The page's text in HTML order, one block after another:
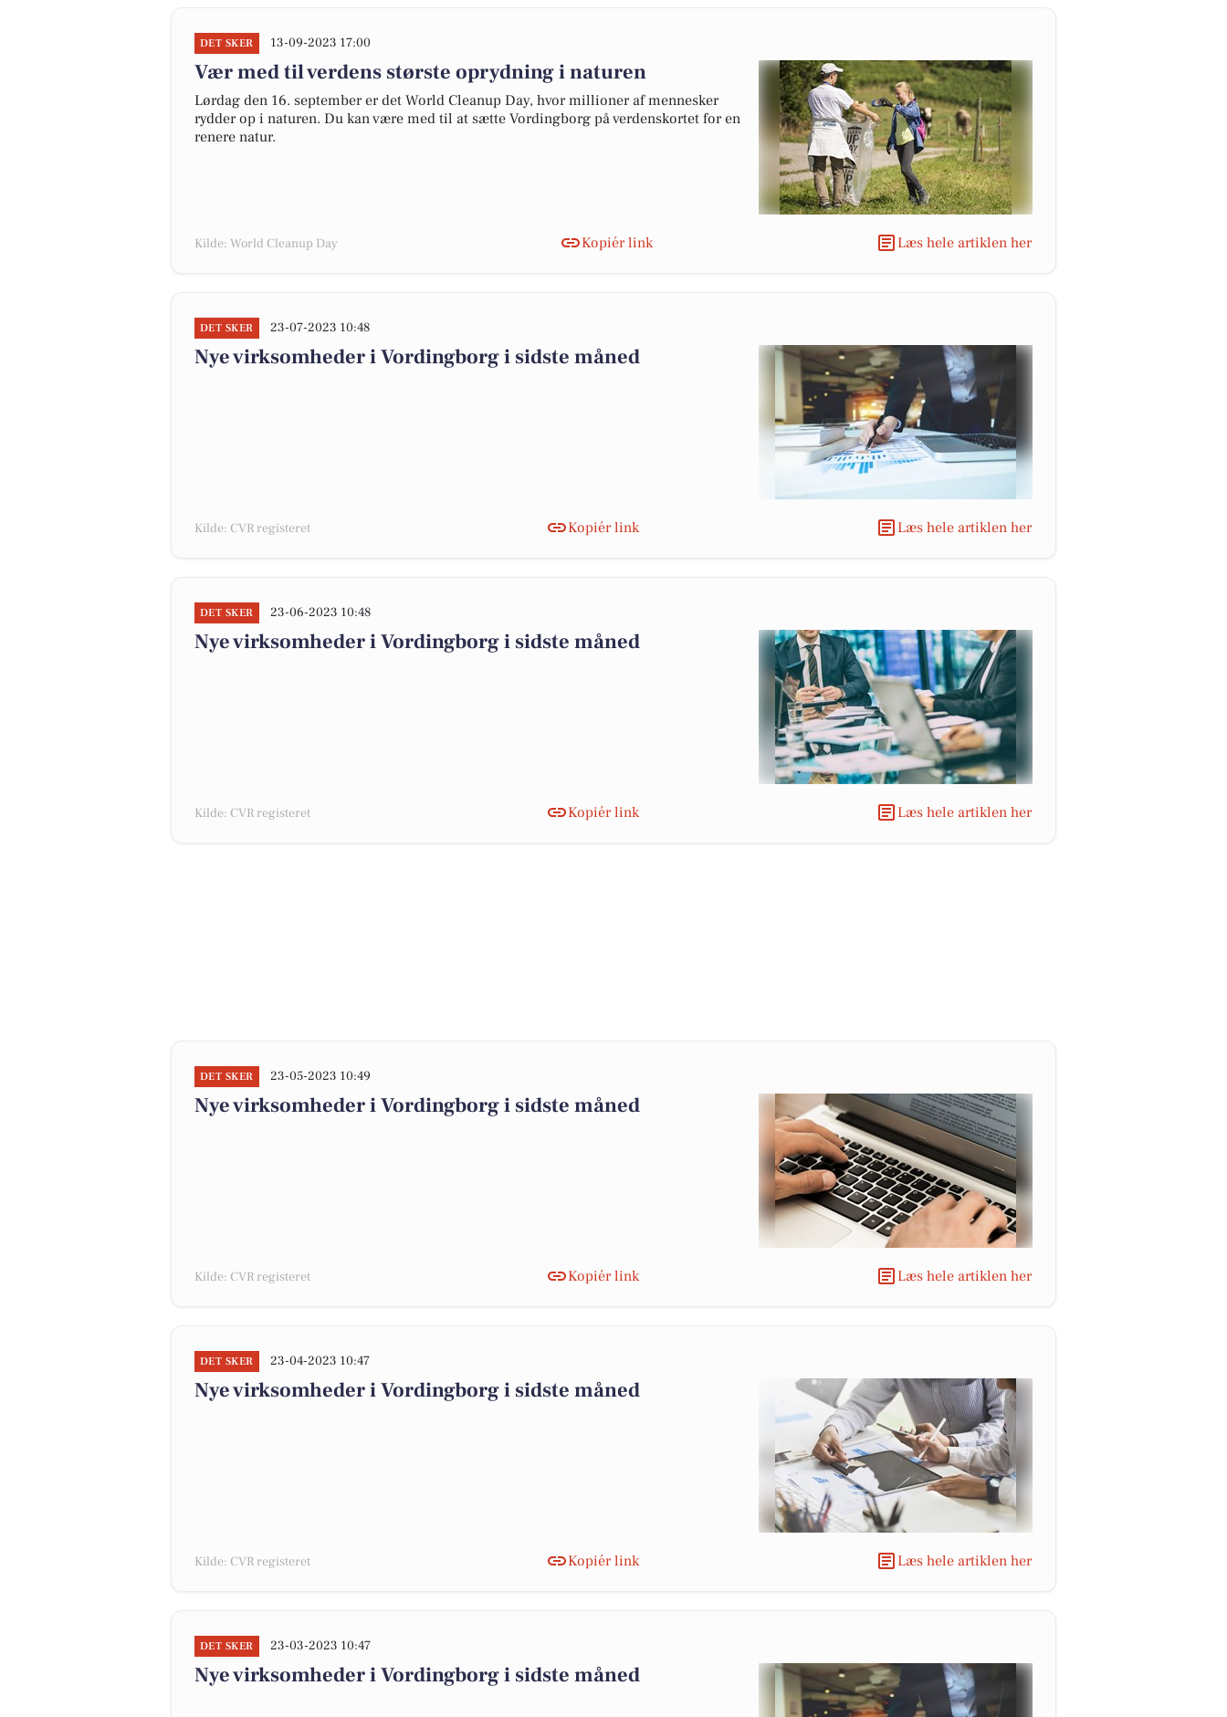
DET SKER 13-09-2023 17:00
Vær med til verdens største oprydning i naturen
Lørdag den 16. september er det World Cleanup Day, hvor millioner af mennesker
rydder op i naturen. Du kan være med til at sætte Vordingborg på verdenskortet for en
renere natur.
Kilde: World Cleanup Day Kopiér link Læs hele artiklen her
DET SKER 23-07-2023 10:48
Nye virksomheder i Vordingborg i sidste måned
Kilde: CVR registeret Kopiér link Læs hele artiklen her
DET SKER 23-06-2023 10:48
Nye virksomheder i Vordingborg i sidste måned
Kilde: CVR registeret Kopiér link Læs hele artiklen her
DET SKER 23-05-2023 10:49
Nye virksomheder i Vordingborg i sidste måned
Kilde: CVR registeret Kopiér link Læs hele artiklen her
DET SKER 23-04-2023 10:47
Nye virksomheder i Vordingborg i sidste måned
Kilde: CVR registeret Kopiér link Læs hele artiklen her
DET SKER 23-03-2023 10:47
Nye virksomheder i Vordingborg i sidste måned